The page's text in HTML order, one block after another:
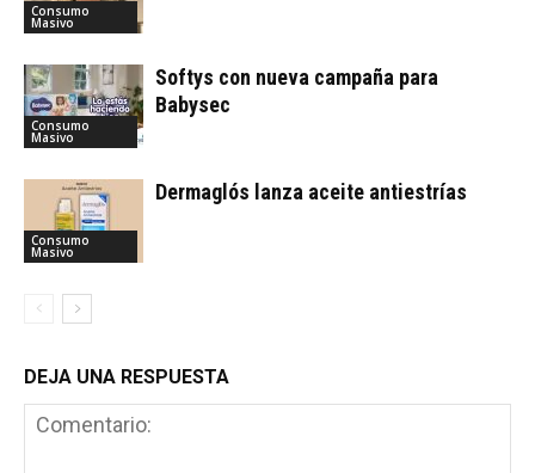
Consumo
Masivo
Consumo
Masivo
Softys con nueva campaña para
Babysec
Consumo
Masivo
Dermaglós lanza aceite antiestrías
DEJA UNA RESPUESTA